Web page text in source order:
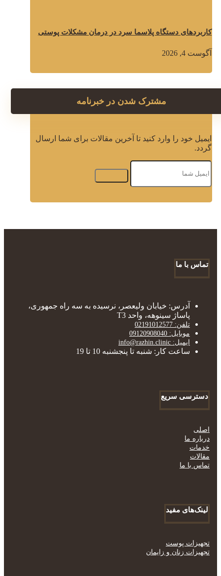
کاربردهای دستگاه پلاسما سرد در درمان مشکلات پوستی
آگوست 4, 2026
مشترک شدن در خبرنامه
ایمیل خود را وارد کنید تا آخرین مقالات برای شما ارسال
گردد.
تماس با ما
آدرس: خیابان ولیعصر، نرسیده به سه راه جمهوری،
پاساژ سینوهه، واحد T3
تلفن: 02191012577
موبایل: 09120908040
ایمیل: info@razhin.clinic
ساعت کار: شنبه تا پنجشنبه 10 تا 19
دسترسی سریع
اصلی
درباره ما
خدمات
مقالات
تماس با ما
لینک‌های مفید
تجهیزات پوست
تجهیزات زنان و زایمان